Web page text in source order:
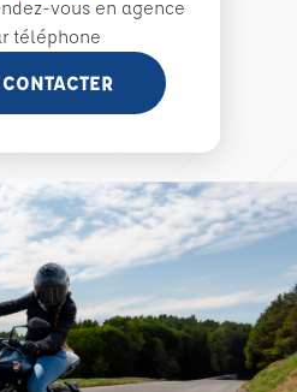
vous en agence
téléphone